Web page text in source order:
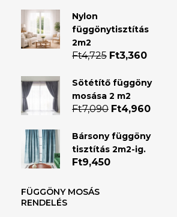
Nylon
függönytisztítás
2m2
Ft4,725 Original
was:
Ft4,725.
Ft3,360Current
is:
Sötétítő függöny
mosása 2 m2
Ft7,090 Original
was:
Ft7,090.
Ft4,960Current
is:
Bársony függöny
tisztítás 2m2-ig.
Ft9,450
FÜGGÖNY MOSÁS
RENDELÉS